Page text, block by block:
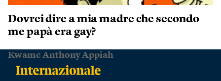
Dovrei dire a mia madre che secondo
me papà era gay?
Kwame Anthony Appiah